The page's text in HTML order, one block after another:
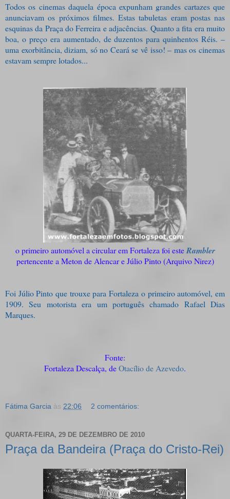
Todos os cinemas daquela época expunham grandes cartazes que
anunciavam os próximos filmes. Estas tabuletas eram postas nas
esquinas da Praça do Ferreira e adjacências. Quanto a fita era muito
boa, o preço era aumentado, de duzentos para quinhentos Réis. –
uma exorbitância, diziam, só no Ceará se vê isso! – mas os cinemas
estavam sempre lotados...
o primeiro automóvel a circular em Fortaleza foi esteRambler
pertencente a Meton de Alencar e Júlio Pinto (Arquivo Nirez)
Foi Júlio Pinto que trouxe para Fortaleza o primeiro automóvel, em
1909. Seu motorista era um português chamado Rafael Dias
Marques.
Fonte:
Fortaleza Descalça, deOtacílio de Azevedo.
Fátima Garcia às 22:06 2 comentários:
QUARTA-FEIRA, 29 DE DEZEMBRO DE 2010
Praça da Bandeira (Praça do Cristo-Rei)